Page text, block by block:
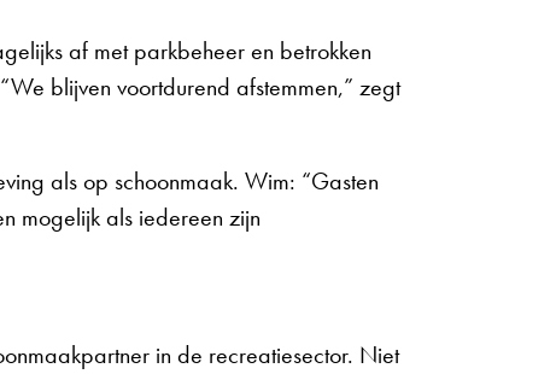
af met parkbeheer en betrokken
blijven voortdurend afstemmen,” zegt
als op schoonmaak. Wim: “Gasten
mogelijk als iedereen zijn
in de recreatiesector. Niet